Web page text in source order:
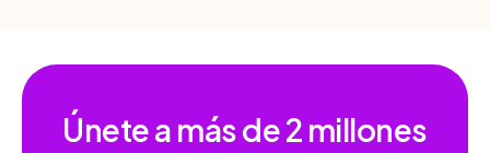
Únete a más de2 millones